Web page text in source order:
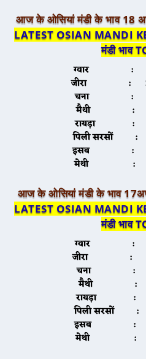
आज के ओसियां मंडी के भाव 18
LATEST OSIAN MANDI
मंडी भाव
ग्वार :
जीरा :
चना :
मैथी :
रायड़ा :
पिली सरसों :
इसब :
मेथी :
आज के ओसियां मंडी के भाव
LATEST OSIAN MANDI
मंडी भाव
ग्वार :
जीरा :
चना :
मैथी :
रायड़ा :
पिली सरसों :
इसब :
मेथी :